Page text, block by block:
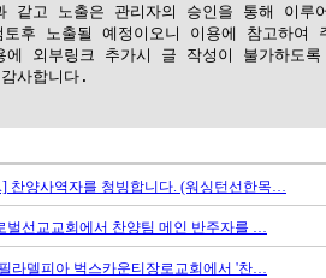
같고 노출은 관리자의 승인을 통해 이루
후 노출될 예정이오니 이용에 참고하여
에 외부링크 추가시 글 작성이 불가하도
사합니다.
찬양사역자를 청빙합니다. (워싱턴선한목…
벌선교교회에서 찬양팀 메인 반주자를 …
필라델피아 벅스카운티장로교회에서 '찬…